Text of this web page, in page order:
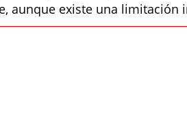
aunque existe una limitación